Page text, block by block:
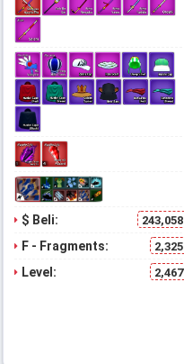
$ Beli: 243,058
F - Fragments: 2,325
Level: 2,467